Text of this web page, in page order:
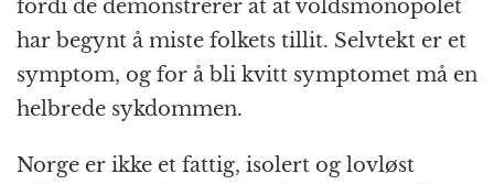
fordi de demonstrerer at at voldsmonopolet
har begynt å miste folkets tillit. Selvtekt er et
symptom, og for å bli kvitt symptomet må en
helbrede sykdommen.
Norge er ikke et fattig, isolert og lovløst